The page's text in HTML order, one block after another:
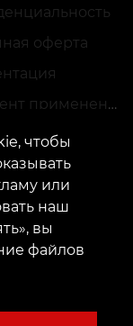
оферта
Регламент применения акций
tattoo.com
tattoo.com
чтобы
или
наш
вы
файлов